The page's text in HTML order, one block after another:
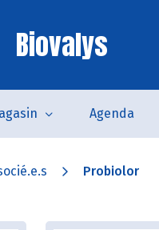
Biovalys
Agenda
Probiolor